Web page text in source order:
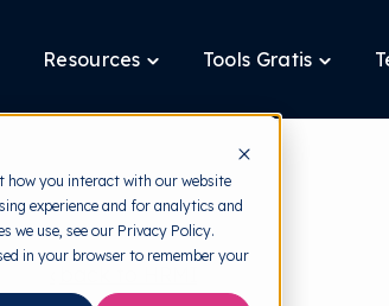
how you interact with our website
experience and for analytics and
we use, see our Privacy Policy.
in your browser to remember your
Resources
Toggle
Resources
Tools Gratis
Toggle
Tools